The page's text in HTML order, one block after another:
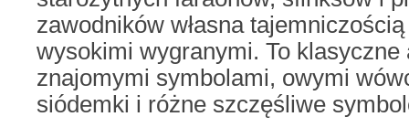
zawodników własna
wysokimi wygranymi. To klasyczne
znajomymi symbolami, owymi
siódemki i różne szczęśliwe